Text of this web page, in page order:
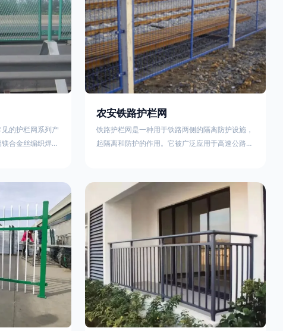
理，以增强耐腐蚀
等市政道路隔离护栏规格齐全、品种多，可以任
的护栏网系列产
合金丝编织焊接
，增加公路行驶
的防护网，其作
行车人员和车辆
双边丝隔离栅’，
边与网面一体，
农安铁路护栏网
铁路护栏网是一种用于铁路两侧的隔离防护设施，
起隔离和防护的作用。它被广泛应用于高速公路、
量在于原材料及加工过程，它的外观质量取决于施
工过程，施工中要重视施工准备和打桩机的组合，
不断总结经验，加强施工管理，是安装质量得以保
证。铁路护栏网是一种用于铁路两侧的隔离防护设
施，它的主要作用是防止车辆和人员越过护栏造成
危险事